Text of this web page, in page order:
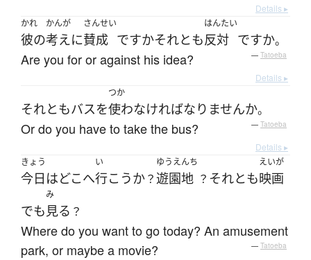
Details ▸
かれ
彼の
かんが
考えに
さんせい
賛成 ですかそれとも
はんたい
反対 ですか。
Are you for or against his idea? — Tatoeba
Details ▸
それともバスを
つか
使わなければなりませんか。
Or do you have to take the bus? — Tatoeba
Details ▸
きょう
今日 はどこへ
い
行こうか？
ゆうえんち
遊園地 ？ それとも
えいが
映画
でも
み
見る ？
Where do you want to go today? An amusement
park, or maybe a movie?
— Tatoeba